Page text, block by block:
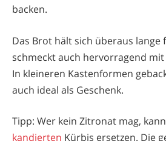
backen.
Das Brot hält sich überaus lange
schmeckt auch hervorragend
In kleineren Kastenformen
auch ideal als Geschenk.
Tipp: Wer kein Zitronat mag,
kandierten Kürbis ersetzen. Die